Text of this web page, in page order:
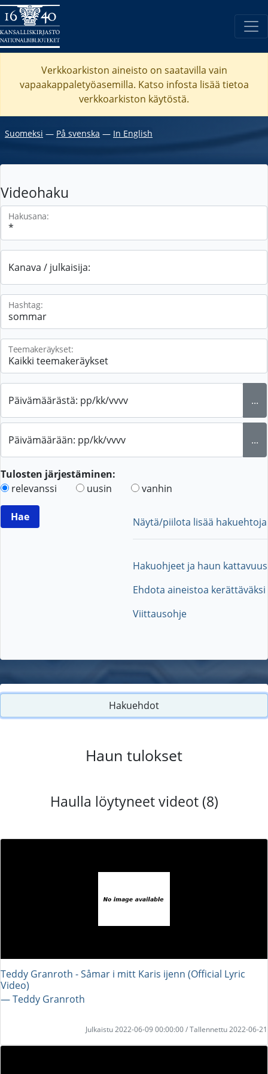
Verkkoarkiston aineisto on saatavilla vain
vapaakappaletyöasemilla. Katso infosta lisää tietoa
verkkoarkiston käytöstä.
Suomeksi ― På svenska ― In English
Videohaku
Hakusana:
Kanava / julkaisija:
Hashtag:
Teemakeräykset:
Päivämäärästä: pp/kk/vvvv ...
Päivämäärään: pp/kk/vvvv ...
Tulosten järjestäminen:
relevanssi
uusin vanhin
Näytä/piilota lisää hakuehtoja
Hakuohjeet ja haun kattavuus
Ehdota aineistoa kerättäväksi
Viittausohje
Hakuehdot
Haun tulokset
Haulla löytyneet videot (8)
Teddy Granroth - Såmar i mitt Karis ijenn (Official Lyric
Video)
― Teddy Granroth
Julkaistu 2022-06-09 00:00:00 / Tallennettu 2022-06-21